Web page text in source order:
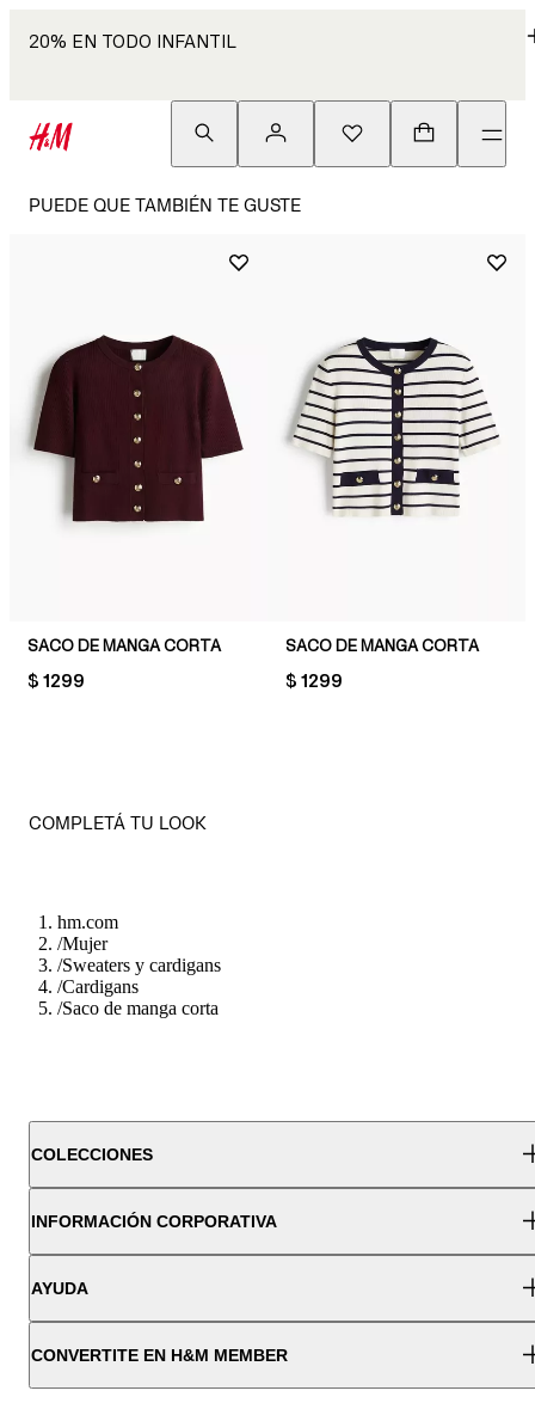
20% EN TODO INFANTIL
PUEDE QUE TAMBIÉN TE GUSTE
SACO DE MANGA CORTA
PRICE:
$ 1299
SACO DE MANGA CORTA
PRICE:
$ 1299
COMPLETÁ TU LOOK
hm.com
/Mujer
/Sweaters y cardigans
/Cardigans
/Saco de manga corta
COLECCIONES
INFORMACIÓN CORPORATIVA
AYUDA
CONVERTITE EN H&M MEMBER